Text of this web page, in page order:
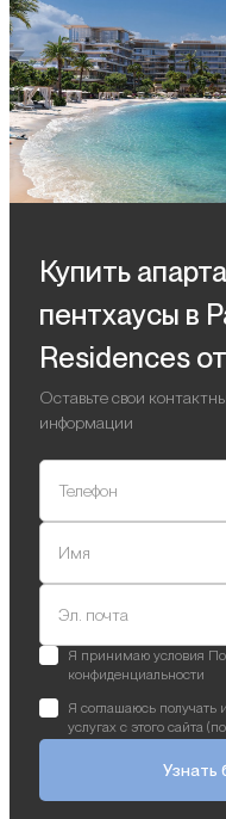
Купить
пентхаусы в
Residences
Оставьте свои
информации
Телефон
Имя
Эл. почта
Я принимаю условия
конфиденциальности
Я соглашаюсь
услугах с этого сайта
Узнать